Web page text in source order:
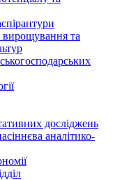
вирощування та
досліджень
аналітико-